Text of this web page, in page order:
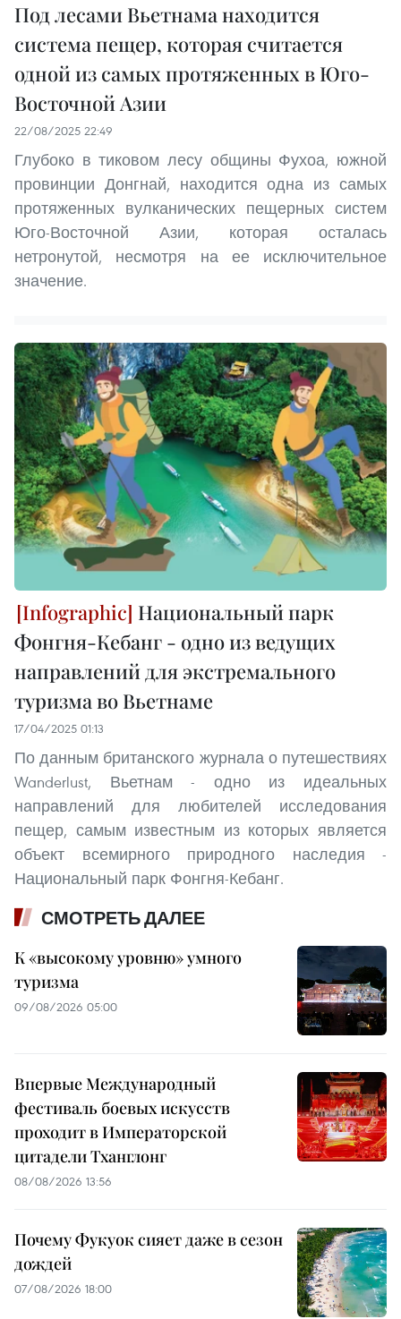
Под лесами Вьетнама находится
система пещер, которая считается
одной из самых протяженных в Юго-
Восточной Азии
22/08/2025 22:49
Глубоко в тиковом лесу общины Фухоа, южной
провинции Донгнай, находится одна из самых
протяженных вулканических пещерных систем
Юго-Восточной Азии, которая осталась
нетронутой, несмотря на ее исключительное
значение.
Национальный парк
Фонгня-Кебанг - одно из ведущих
направлений для экстремального
туризма во Вьетнаме
17/04/2025 01:13
По данным британского журнала о путешествиях
Wanderlust, Вьетнам - одно из идеальных
направлений для любителей исследования
пещер, самым известным из которых является
объект всемирного природного наследия -
Национальный парк Фонгня-Кебанг.
СМОТРЕТЬ ДАЛЕЕ
К «высокому уровню» умного
туризма
09/08/2026 05:00
Впервые Международный
фестиваль боевых искусств
проходит в Императорской
цитадели Тханглонг
08/08/2026 13:56
Почему Фукуок сияет даже в сезон
дождей
07/08/2026 18:00